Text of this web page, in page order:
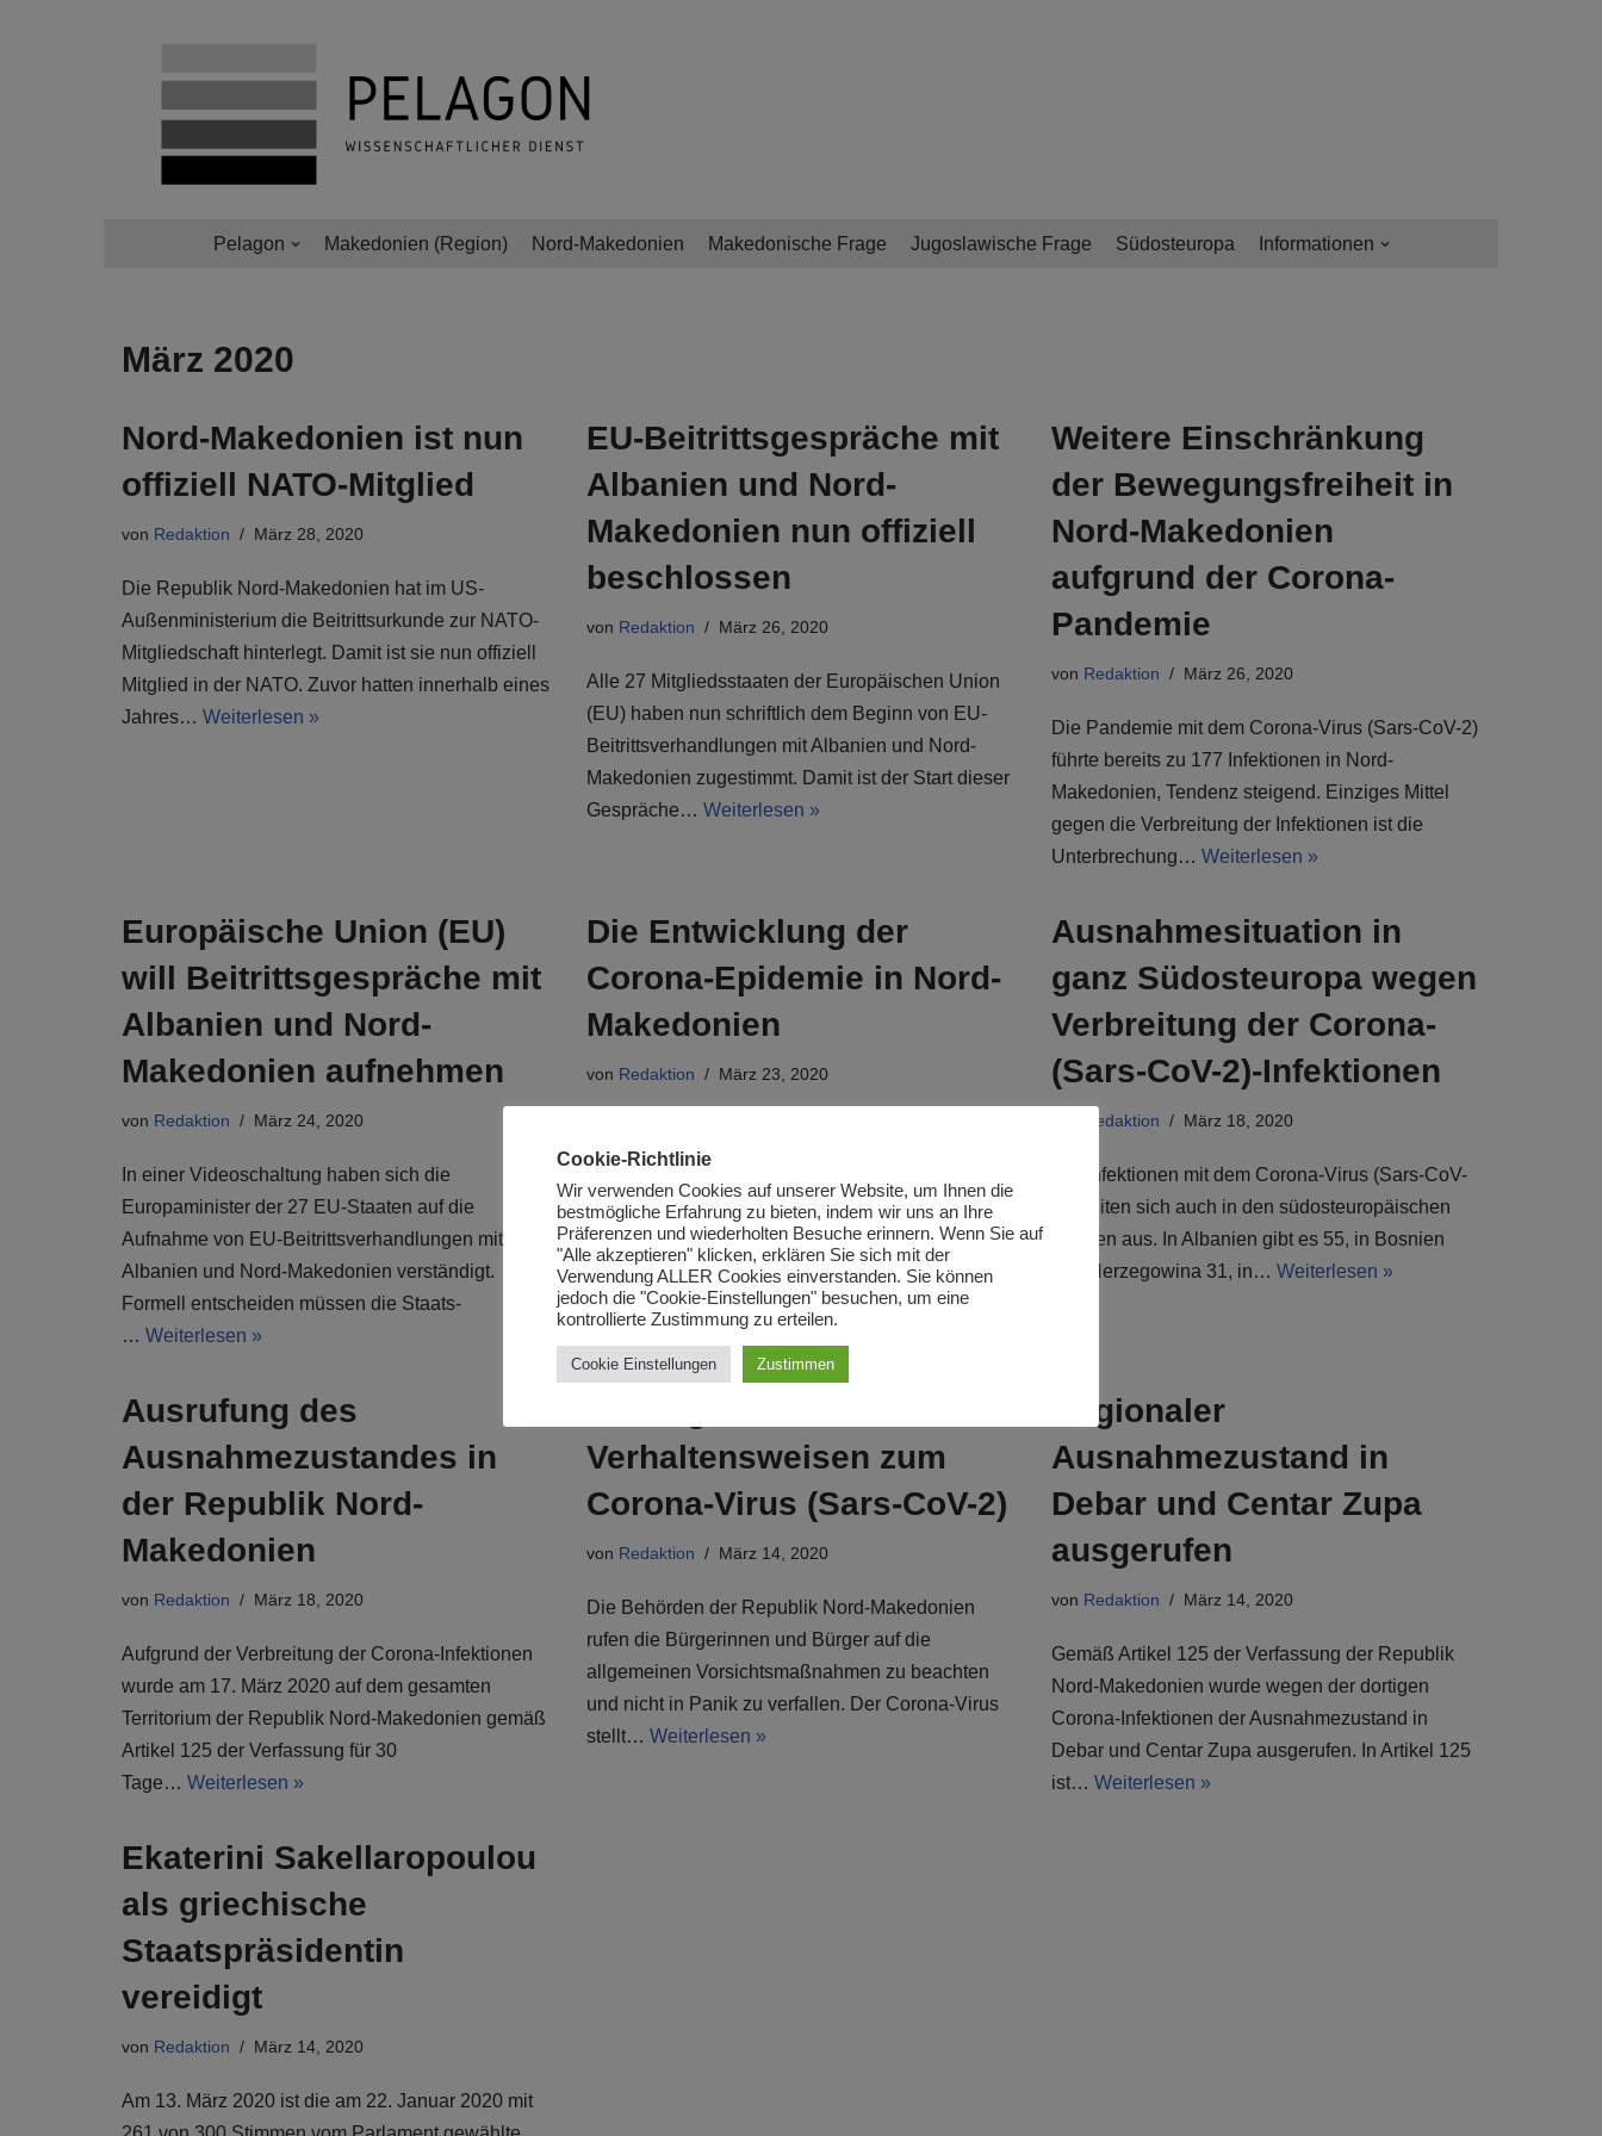
Pelagon Makedonien (Region) Nord-Makedonien Makedonische Frage Jugoslawische Frage Südosteuropa Informationen
März 2020
Nord-Makedonien ist nun
offiziell NATO-Mitglied
von Redaktion März 28, 2020
Die Republik Nord-Makedonien hat im US-
Außenministerium die Beitrittsurkunde zur NATO-
Mitgliedschaft hinterlegt. Damit ist sie nun offiziell
Mitglied in der NATO. Zuvor hatten innerhalb eines
Jahres… Weiterlesen »
EU-Beitrittsgespräche mit
Albanien und Nord-
Makedonien nun offiziell
beschlossen
von Redaktion März 26, 2020
Alle 27 Mitgliedsstaaten der Europäischen Union
(EU) haben nun schriftlich dem Beginn von EU-
Beitrittsverhandlungen mit Albanien und Nord-
Makedonien zugestimmt. Damit ist der Start dieser
Gespräche… Weiterlesen »
Weitere Einschränkung
der Bewegungsfreiheit in
Nord-Makedonien
aufgrund der Corona-
Pandemie
von Redaktion März 26, 2020
Die Pandemie mit dem Corona-Virus (Sars-CoV-2)
führte bereits zu 177 Infektionen in Nord-
Makedonien, Tendenz steigend. Einziges Mittel
gegen die Verbreitung der Infektionen ist die
Unterbrechung… Weiterlesen »
Europäische Union (EU)
will Beitrittsgespräche mit
Albanien und Nord-
Makedonien aufnehmen
von Redaktion März 24, 2020
In einer Videoschaltung haben sich die
Europaminister der 27 EU-Staaten auf die
Aufnahme von EU-Beitrittsverhandlungen mit
Albanien und Nord-Makedonien verständigt.
Formell entscheiden müssen die Staats-
… Weiterlesen »
Die Entwicklung der
Corona-Epidemie in Nord-
Makedonien
von Redaktion März 23, 2020
Personen nachweislich mit dem Corona-Virus
(Sars-CoV-2) infiziert. Die Dunkelziffer dürfte
natürlich höher sein. Diese 114 Personen verteilen
sich…Weiterlesen »
Ausnahmesituation in
ganz Südosteuropa wegen
Verbreitung der Corona-
(Sars-CoV-2)-Infektionen
Redaktion März 18, 2020
Die Infektionen mit dem Corona-Virus (Sars-CoV-
2) breiten sich auch in den südosteuropäischen
Staaten aus. In Albanien gibt es 55, in Bosnien
und Herzegowina 31, in… Weiterlesen »
Ausrufung des
Ausnahmezustandes in
der Republik Nord-
Makedonien
von Redaktion März 18, 2020
Aufgrund der Verbreitung der Corona-Infektionen
wurde am 17. März 2020 auf dem gesamten
Territorium der Republik Nord-Makedonien gemäß
Artikel 125 der Verfassung für 30
Tage… Weiterlesen »
Verhaltensweisen zum
Corona-Virus (Sars-CoV-2)
von Redaktion März 14, 2020
Die Behörden der Republik Nord-Makedonien
rufen die Bürgerinnen und Bürger auf die
allgemeinen Vorsichtsmaßnahmen zu beachten
und nicht in Panik zu verfallen. Der Corona-Virus
stellt… Weiterlesen »
Regionaler
Ausnahmezustand in
Debar und Centar Zupa
ausgerufen
von Redaktion März 14, 2020
Gemäß Artikel 125 der Verfassung der Republik
Nord-Makedonien wurde wegen der dortigen
Corona-Infektionen der Ausnahmezustand in
Debar und Centar Zupa ausgerufen. In Artikel 125
ist… Weiterlesen »
Ekaterini Sakellaropoulou
als griechische
Staatspräsidentin
vereidigt
von Redaktion März 14, 2020
Am 13. März 2020 ist die am 22. Januar 2020 mit
Cookie-Richtlinie
Wir verwenden Cookies auf unserer Website, um Ihnen die
bestmögliche Erfahrung zu bieten, indem wir uns an Ihre
Präferenzen und wiederholten Besuche erinnern. Wenn Sie auf
"Alle akzeptieren" klicken, erklären Sie sich mit der
Verwendung ALLER Cookies einverstanden. Sie können
jedoch die "Cookie-Einstellungen" besuchen, um eine
kontrollierte Zustimmung zu erteilen.
Cookie Einstellungen Zustimmen